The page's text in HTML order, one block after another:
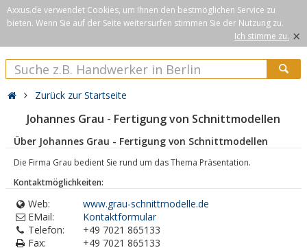
Axxus.de verwendet Cookies, um Ihnen den bestmöglichen Service zu
bieten. Wenn Sie auf der Seite weitersurfen stimmen Sie der Nutzung zu.
Ich stimme zu. ×
Zurück zur Startseite
Johannes Grau - Fertigung von Schnittmodellen
Über Johannes Grau - Fertigung von Schnittmodellen
Die Firma Grau bedient Sie rund um das Thema Präsentation.
Kontaktmöglichkeiten:
Web:
www.grau-schnittmodelle.de
EMail:
Kontaktformular
Telefon:
+49 7021 865133
Fax:
+49 7021 865133